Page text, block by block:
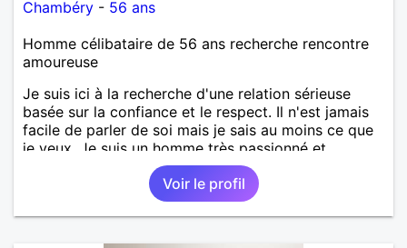
Chambéry - 56 ans
Homme célibataire de 56 ans recherche rencontre
amoureuse
Je suis ici à la recherche d'une relation sérieuse
basée sur la confiance et le respect. Il n'est jamais
facile de parler de soi mais je sais au moins ce que
je veux. Je suis un homme très passionné et
romantique qui n'essaie jamais de prendre la vie
trop au sérieux. Je cherche quelqu'un d'honnête, de
responsable et qui comprend les vraies valeurs
d'une relation et la possibilité de tout partager
Voir le profil